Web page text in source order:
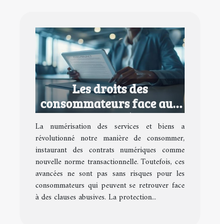
Les droits des
consommateurs face aux
contrats numériques
abusifs
La numérisation des services et biens a
révolutionné notre manière de consommer,
instaurant des contrats numériques comme
nouvelle norme transactionnelle. Toutefois, ces
avancées ne sont pas sans risques pour les
consommateurs qui peuvent se retrouver face
à des clauses abusives. La protection...